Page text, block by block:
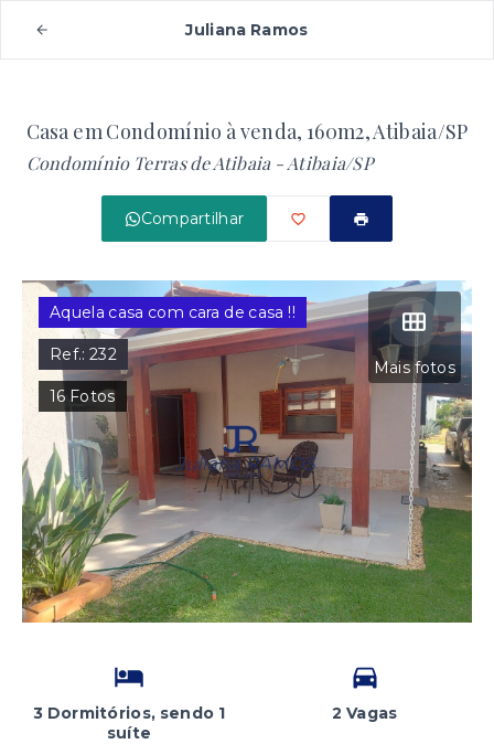
Juliana Ramos
Casa em Condomínio à venda, 160m2, Atibaia/SP
Condomínio Terras de Atibaia - Atibaia/SP
Compartilhar
Mais fotos
Aquela casa com cara de casa !!
Ref.:232
16 Fotos
3 Dormitórios, sendo 1
suíte
2 Vagas